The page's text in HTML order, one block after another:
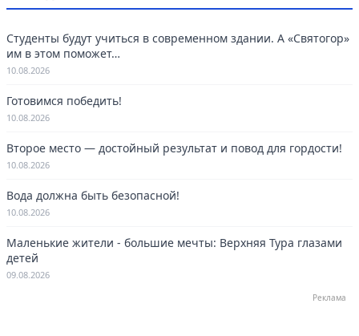
Студенты будут учиться в современном здании. А «Святогор»
им в этом поможет…
10.08.2026
Готовимся победить!
10.08.2026
Второе место — достойный результат и повод для гордости!
10.08.2026
Вода должна быть безопасной!
10.08.2026
Маленькие жители - большие мечты: Верхняя Тура глазами
детей
09.08.2026
Реклама